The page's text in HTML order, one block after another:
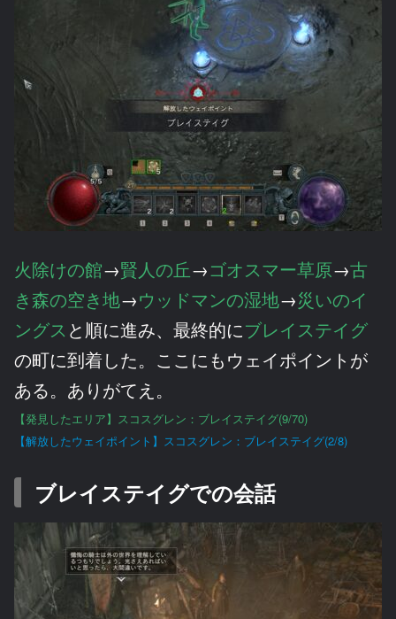
火除けの館→賢人の丘→ゴオスマー草原→古
き森の空き地→ウッドマンの湿地→災いのイ
ングス と順に進み、最終的にブレイステイグ
の町に到着した。ここにもウェイポイントが
ある。ありがてえ。
【発見したエリア】スコスグレン：ブレイステイグ(9/70)
【解放したウェイポイント】スコスグレン：ブレイステイグ(2/8)
ブレイステイグでの会話